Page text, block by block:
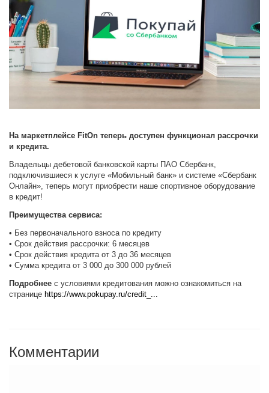
На маркетплейсе FitOn теперь доступен функционал рассрочки
и кредита.
Владельцы дебетовой банковской карты ПАО Сбербанк,
подключившиеся к услуге «Мобильный банк» и системе «Сбербанк
Онлайн», теперь могут приобрести наше спортивное оборудование
в кредит!
Преимущества сервиса:
• Без первоначального взноса по кредиту
• Срок действия рассрочки: 6 месяцев
• Срок действия кредита от 3 до 36 месяцев
• Сумма кредита от 3 000 до 300 000 рублей
Подробнее с условиями кредитования можно ознакомиться на
странице https://www.pokupay.ru/credit_...
Комментарии